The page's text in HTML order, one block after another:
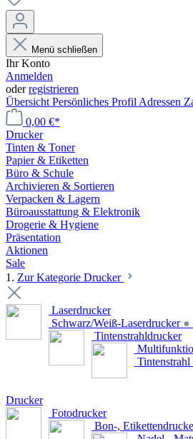
Menü schließen
Ihr Konto
Anmelden
oderregistrieren
Übersicht Persönliches Profil Adressen
0,00 €*
Drucker
Tinten & Toner
Papier & Etiketten
Büro & Schule
Archivieren & Sortieren
Verpacken & Lagern
Büroausstattung & Elektronik
Drogerie & Hygiene
Präsentation
Aktionen
Sale
1. Zur Kategorie Drucker
Laserdrucker
Schwarz/Weiß-Laserdrucker ●
Tintenstrahldrucker
Tintenstrahl
Drucker
Fotodrucker
Bon-,